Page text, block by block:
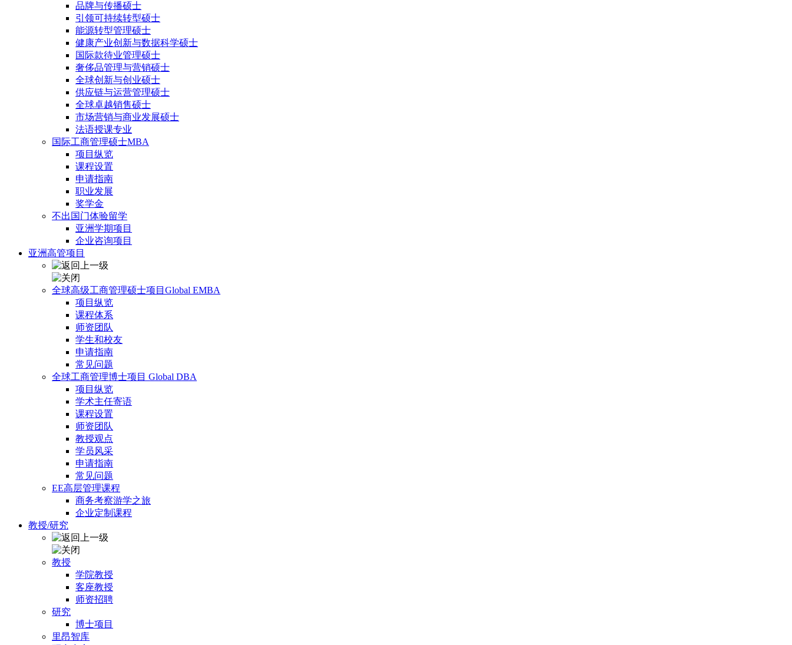
品牌与传播硕士
引领可持续转型硕士
能源转型管理硕士
健康产业创新与数据科学硕士
国际款待业管理硕士
奢侈品管理与营销硕士
全球创新与创业硕士
供应链与运营管理硕士
全球卓越销售硕士
市场营销与商业发展硕士
法语授课专业
国际工商管理硕士MBA
项目纵览
课程设置
申请指南
职业发展
奖学金
不出国门体验留学
亚洲学期项目
企业咨询项目
亚洲高管项目
全球高级工商管理硕士项目Global EMBA
项目纵览
课程体系
师资团队
学生和校友
申请指南
常见问题
全球工商管理博士项目 Global DBA
项目纵览
学术主任寄语
课程设置
师资团队
教授观点
学员风采
申请指南
常见问题
EE高层管理课程
商务考察游学之旅
企业定制课程
教授/研究
教授
学院教授
客座教授
师资招聘
研究
博士项目
里昂智库